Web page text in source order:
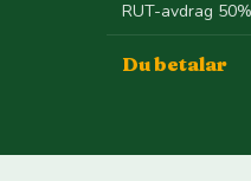
RUT-avdrag 50%
Du betalar